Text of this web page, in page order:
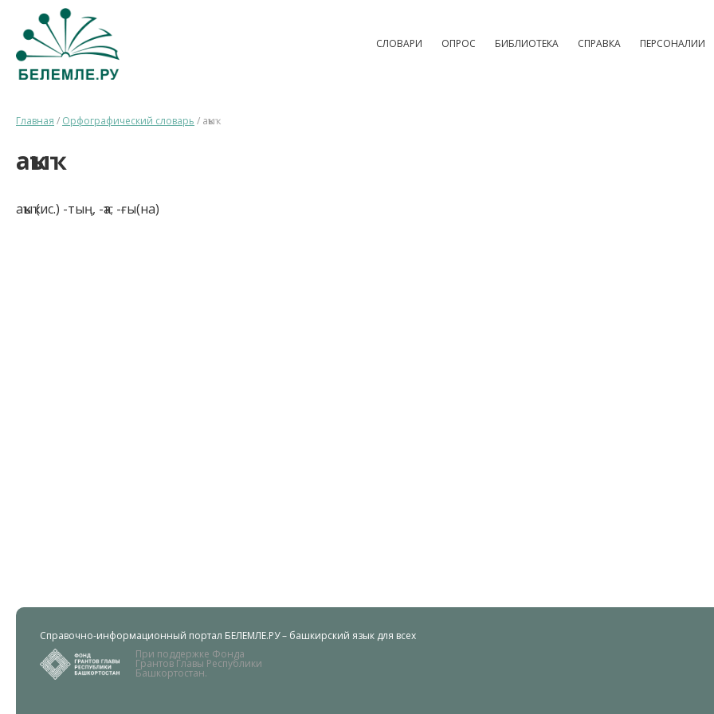
СЛОВАРИ ОПРОС БИБЛИОТЕКА СПРАВКА ПЕРСОНАЛИИ
Главная / Орфографический словарь / аҡыҡ
аҡыҡ
аҡыҡ (ис.) -тың, -ҡа; -ғы(на)
Справочно-информационный портал БЕЛЕМЛЕ.РУ – башкирский язык для всех
При поддержке Фонда
Грантов Главы Республики
Башкортостан.